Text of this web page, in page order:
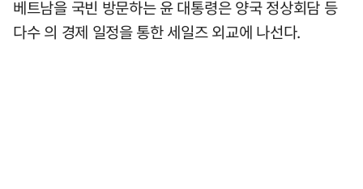
베트남을 국빈 방문하는 윤 대통령은 양국 정상회담 등
다수 의 경제 일정을 통한 세일즈 외교에 나선다.